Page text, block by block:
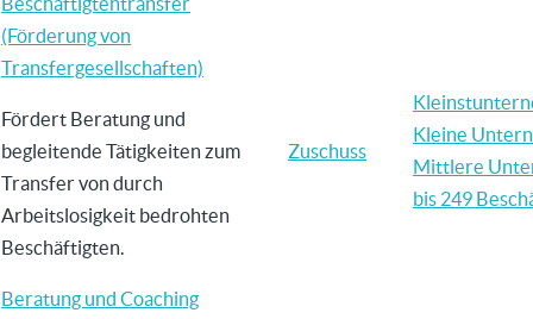
(Förderung von
Transfergesellschaften)
Fördert Beratung und
begleitende Tätigkeiten zum
Transfer von durch
Arbeitslosigkeit bedrohten
Beschäftigten.
Beratung und Coaching
Zuschuss
Kleine
Mittlere
bis 249